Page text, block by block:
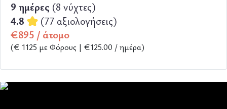
9 ημέρες (8 νύχτες)
4.8
(77 αξιολογήσεις)
€895 / άτομο
(€ 1125 με Φόρους | €125.00 / ημέρα)